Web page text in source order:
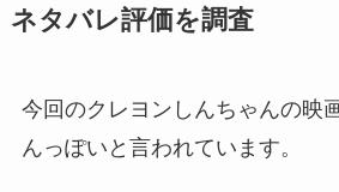
ネタバレ評価を調査
今回のクレヨンしんちゃんの映
んっぽいと言われています。